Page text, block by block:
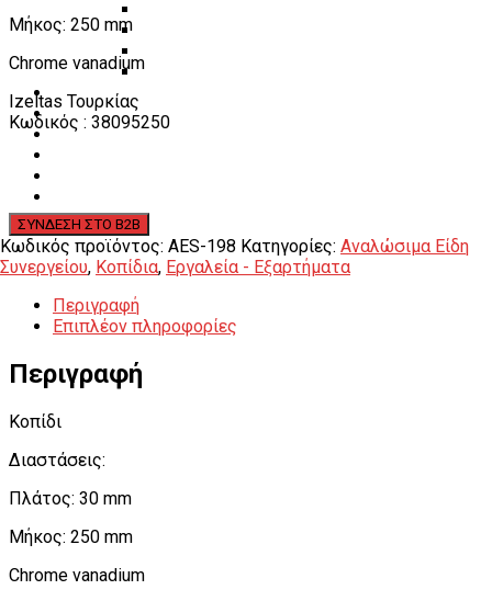
Αναλώσιμα Είδη Συνεργείου
ΚΑΤΑΛΟΓΟΣ
DOWNLOADS
VIDEO & ΝΕΑ
Μήκος: 250 mm
Chrome vanadium
Izeltas Τουρκίας
Κωδικός : 38095250
Κωδικός προϊόντος: AES-198 Κατηγορίες: Αναλώσιμα Είδη
Συνεργείου, Κοπίδια, Εργαλεία - Εξαρτήματα
Περιγραφή
Επιπλέον πληροφορίες
Περιγραφή
Κοπίδι
Διαστάσεις:
Πλάτος: 30 mm
Μήκος: 250 mm
Chrome vanadium